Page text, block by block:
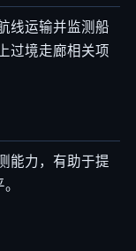
线运输并监测船
过境走廊相关项
能力，有助于提